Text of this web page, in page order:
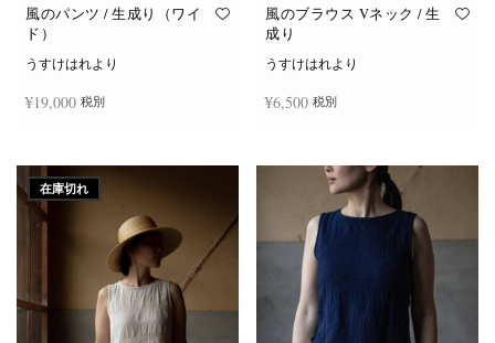
オ
ジ
選
択
で
き
ま
す
オ
ジ
か
ら
選
風のパンツ / 生成り（ワイ
ド）
うすけはれより
¥19,000 税別
風のブラウス Vネック / 生
成り
うすけはれより
¥6,500 税別
在庫切れ